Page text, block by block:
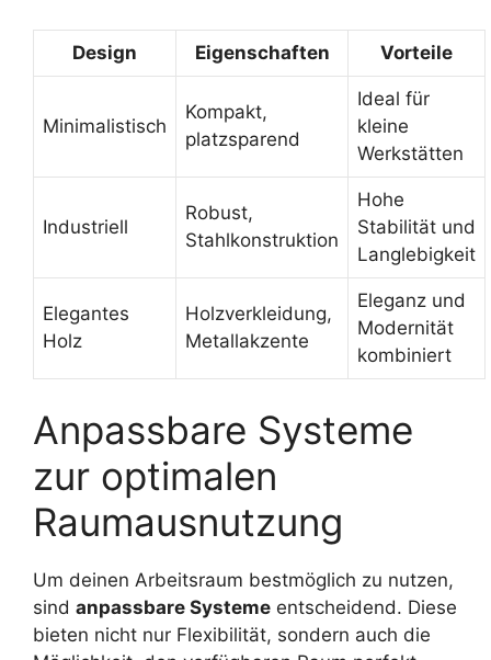
Design Eigenschaften Vorteile
Minimalistisch
Kompakt,
platzsparend
Ideal für
kleine
Werkstätten
Industriell
Robust,
Stahlkonstruktion
Hohe
Stabilität und
Langlebigkeit
Elegantes
Holz
Holzverkleidung,
Metallakzente
Eleganz und
Modernität
kombiniert
Anpassbare Systeme
zur optimalen
Raumausnutzung
Um deinen Arbeitsraum bestmöglich zu nutzen,
sind anpassbare Systeme entscheidend. Diese
bieten nicht nur Flexibilität, sondern auch die